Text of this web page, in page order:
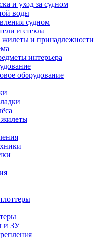
и уход за судном
воды
судном
и стекла
жилеты и принадлежности
интерьера
оборудование
жилеты
и ЗУ